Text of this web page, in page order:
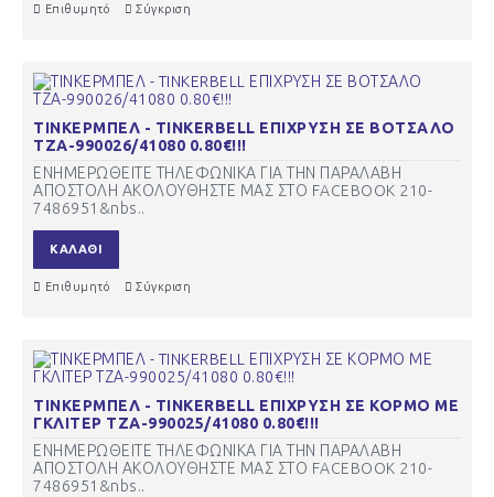
Επιθυμητό Σύγκριση
ΤΙΝΚΕΡΜΠΕΛ - TINKERBELL ΕΠΙΧΡΥΣΗ ΣΕ ΒΟΤΣΑΛΟ
ΤΖΑ-990026/41080 0.80€!!!
ΕΝΗΜΕΡΩΘΕΙΤΕ ΤΗΛΕΦΩΝΙΚΑ ΓΙΑ ΤΗΝ ΠΑΡΑΛΑΒΗ
ΑΠΟΣΤΟΛΗ ΑΚΟΛΟΥΘΗΣΤΕ ΜΑΣ ΣΤΟ FACEBOOK 210-
7486951&nbs..
ΚΑΛΆΘΙ
Επιθυμητό Σύγκριση
ΤΙΝΚΕΡΜΠΕΛ - TINKERBELL ΕΠΙΧΡΥΣΗ ΣΕ ΚΟΡΜΟ ΜΕ
ΓΚΛΙΤΕΡ ΤΖΑ-990025/41080 0.80€!!!
ΕΝΗΜΕΡΩΘΕΙΤΕ ΤΗΛΕΦΩΝΙΚΑ ΓΙΑ ΤΗΝ ΠΑΡΑΛΑΒΗ
ΑΠΟΣΤΟΛΗ ΑΚΟΛΟΥΘΗΣΤΕ ΜΑΣ ΣΤΟ FACEBOOK 210-
7486951&nbs..